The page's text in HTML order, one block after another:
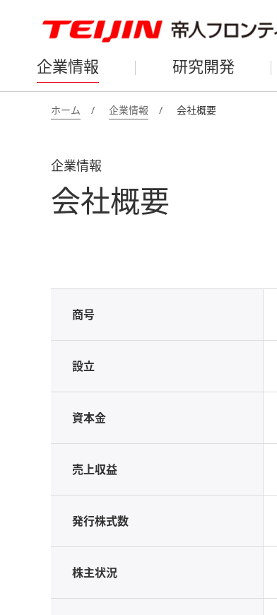
企業情報 研究開発
ホーム 企業情報 会社概要
企業情報
会社概要
商号
設立
資本金
売上収益
発行株式数
株主状況